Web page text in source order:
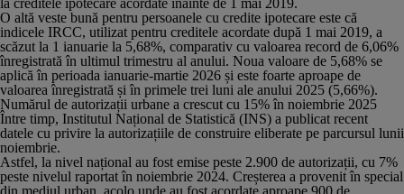
la creditele ipotecare acordate înainte de 1 mai 2019.
O altă veste bună pentru persoanele cu credite ipotecare este că
indicele IRCC, utilizat pentru creditele acordate după 1 mai 2019, a
scăzut la 1 ianuarie la 5,68%, comparativ cu valoarea record de 6,06%
înregistrată în ultimul trimestru al anului. Noua valoare de 5,68% se
aplică în perioada ianuarie-martie 2026 și este foarte aproape de
valoarea înregistrată și în primele trei luni ale anului 2025 (5,66%).
Numărul de autorizații urbane a crescut cu 15% în noiembrie 2025
Între timp, Institutul Național de Statistică (INS) a publicat recent
datele cu privire la autorizațiile de construire eliberate pe parcursul lunii
noiembrie.
Astfel, la nivel național au fost emise peste 2.900 de autorizații, cu 7%
peste nivelul raportat în noiembrie 2024. Creșterea a provenit în special
din mediul urban, acolo unde au fost acordate aproape 900 de